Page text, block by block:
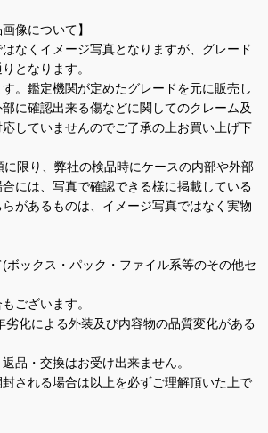
像について】
なくイメージ写真となりますが、グレード
となります。
。鑑定機関が定めたグレードを元に販売し
に確認出来る傷などに関してのクレーム及
していませんのでご了承の上お買い上げ下
限り、弊社の検品時にケースの内部や外部
には、写真で確認できる様に掲載している
があるものは、イメージ写真ではなく実物
(ボックス・パック・ファイル系等のその他セ
ございます。
劣化による外装及び内容物の品質変化がある
品・交換はお受け出来ません。
される場合は以上を必ずご理解頂いた上で